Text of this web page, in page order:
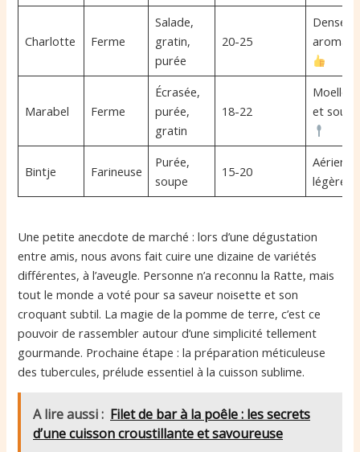
Charlotte Ferme
Salade,
gratin,
purée
20-25
Dense,
Marabel Ferme
Écrasée,
purée,
gratin
18-22
et
Bintje Farineuse
Purée,
soupe
15-20
légère
Une petite anecdote de marché : lors d’une dégustation
entre amis, nous avons fait cuire une dizaine de variétés
différentes, à l’aveugle. Personne n’a reconnu la Ratte, mais
tout le monde a voté pour sa saveur noisette et son
croquant subtil. La magie de la pomme de terre, c’est ce
pouvoir de rassembler autour d’une simplicité tellement
gourmande. Prochaine étape : la préparation méticuleuse
des tubercules, prélude essentiel à la cuisson sublime.
A lire aussi : Filet de bar à la poêle : les secrets
d’une cuisson croustillante et savoureuse